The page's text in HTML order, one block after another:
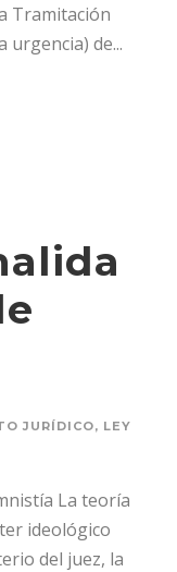
Tramitación
urgencia) de...
JURÍDICO, LEY
La teoría
ideológico
del juez, la